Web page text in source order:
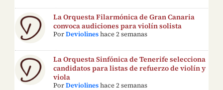
La Orquesta Filarmónica de Gran Canaria
convoca audiciones para violín solista
PorDeviolines hace 2 semanas
La Orquesta Sinfónica de Tenerife selecciona
candidatos para listas de refuerzo de violín y
viola
PorDeviolines hace 2 semanas